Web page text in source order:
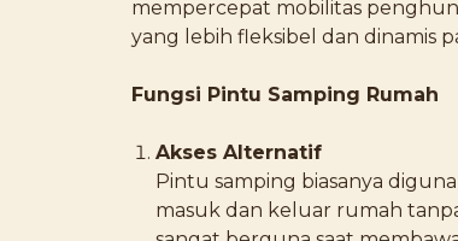
mempercepat mobilitas
yang lebih fleksibel dan dinamis
Fungsi Pintu Samping Rumah
Akses Alternatif
Pintu samping biasanya
masuk dan keluar rumah